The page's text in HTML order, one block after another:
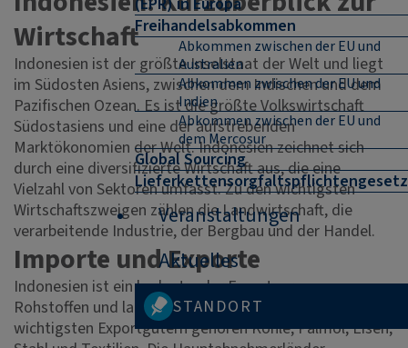
Freihandelsabkommen
Abkommen zwischen der EU und
Australien
Abkommen zwischen der EU und
Indien
Abkommen zwischen der EU und
dem Mercosur
Global Sourcing
Lieferkettensorgfaltspflichtengesetz
Veranstaltungen
Aktuelles
STANDORT
Wirtschaft
Indonesien ist der größte Inselstaat der Welt und liegt
im Südosten Asiens, zwischen dem Indischen und dem
Pazifischen Ozean. Es ist die größte Volkswirtschaft
Südostasiens und eine der aufstrebenden
Marktökonomien der Welt. Indonesien zeichnet sich
durch eine diversifizierte Wirtschaft aus, die eine
Vielzahl von Sektoren umfasst. Zu den wichtigsten
Wirtschaftszweigen zählen die Landwirtschaft, die
verarbeitende Industrie, der Bergbau und der Handel.
Importe und Exporte
Indonesien ist ein bedeutender Exporteur von
Rohstoffen und landwirtschaftlichen Produkten. Zu den
wichtigsten Exportgütern gehören Kohle, Palmöl, Eisen,